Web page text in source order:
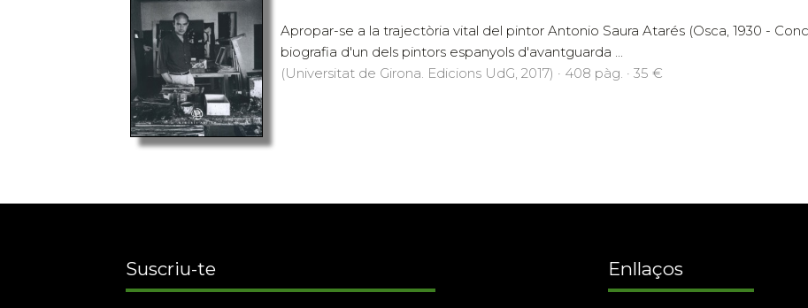
Apropar-se a la trajectòria vital del pintor Antonio Saura Atarés (Osca, 1930 -
biografia d'un dels pintors espanyols d'avantguarda ...
(Universitat de Girona. Edicions UdG, 2017) · 408 pàg. · 35 €
Suscriu-te Enllaços